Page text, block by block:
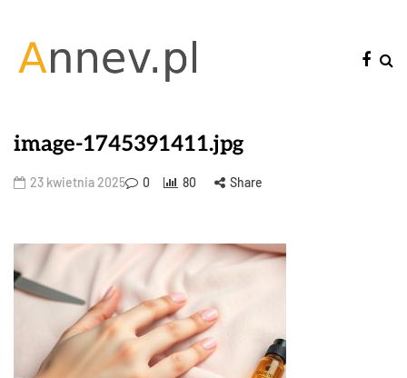
image-1745391411.jpg
23 kwietnia 2025 0 80 Share